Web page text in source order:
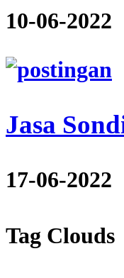
10-06-2022
Jasa
17-06-2022
Tag Clouds